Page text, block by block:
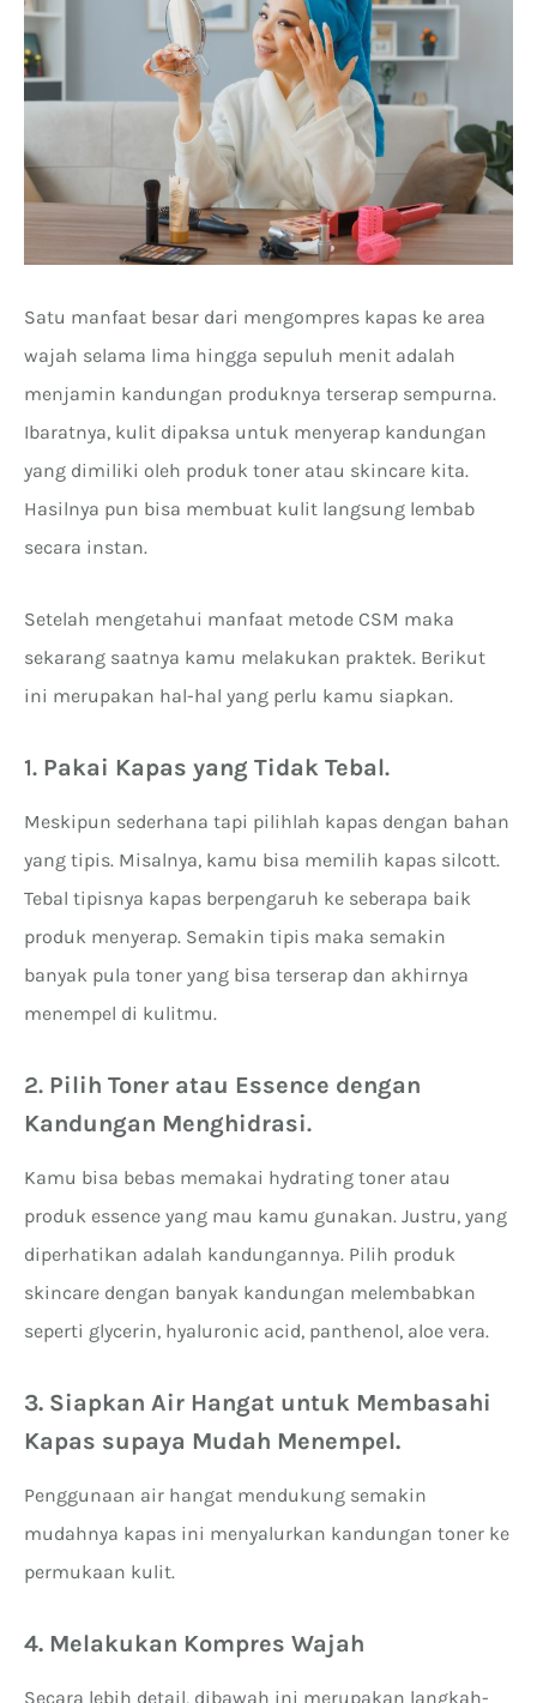
Satu manfaat besar dari mengompres kapas ke area
wajah selama lima hingga sepuluh menit adalah
menjamin kandungan produknya terserap sempurna.
Ibaratnya, kulit dipaksa untuk menyerap kandungan
yang dimiliki oleh produk toner atau skincare kita.
Hasilnya pun bisa membuat kulit langsung lembab
secara instan.
Setelah mengetahui manfaat metode CSM maka
sekarang saatnya kamu melakukan praktek. Berikut
ini merupakan hal-hal yang perlu kamu siapkan.
1. Pakai Kapas yang Tidak Tebal.
Meskipun sederhana tapi pilihlah kapas dengan bahan
yang tipis. Misalnya, kamu bisa memilih kapas silcott.
Tebal tipisnya kapas berpengaruh ke seberapa baik
produk menyerap. Semakin tipis maka semakin
banyak pula toner yang bisa terserap dan akhirnya
menempel di kulitmu.
2. Pilih Toner atau Essence dengan
Kandungan Menghidrasi.
Kamu bisa bebas memakai hydrating toner atau
produk essence yang mau kamu gunakan. Justru, yang
diperhatikan adalah kandungannya. Pilih produk
skincare dengan banyak kandungan melembabkan
seperti glycerin, hyaluronic acid, panthenol, aloe vera.
3. Siapkan Air Hangat untuk Membasahi
Kapas supaya Mudah Menempel.
Penggunaan air hangat mendukung semakin
mudahnya kapas ini menyalurkan kandungan toner ke
permukaan kulit.
4. Melakukan Kompres Wajah
Secara lebih detail, dibawah ini merupakan langkah-